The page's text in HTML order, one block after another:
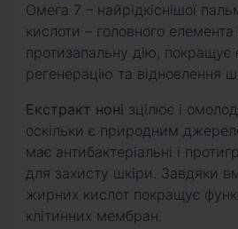
Омега 7 – найрідкіснішої
кислоти – головного
протизапальну дію, покращує
регенерацію та відновлення
Екстракт ноні зцілює і
оскільки є природним
має антибактеріальні і
для захисту шкіри. Завдяки
жирних кислот покращує
клітинних мембран.